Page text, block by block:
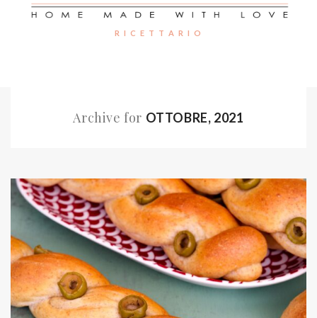
R I C E T T A R I O
Archive for OTTOBRE, 2021